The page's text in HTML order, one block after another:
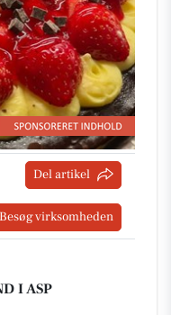
Del artikel
Besøg virksomheden
I ASP